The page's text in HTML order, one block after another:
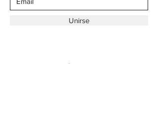
Unirse
Dirección: